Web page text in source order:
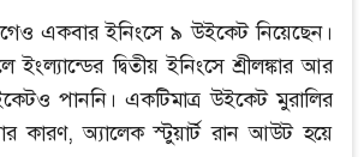
একবার ইনিংসে ৯ উইকেট নিয়েছেন।
দ্বিতীয় ইনিংসে শ্রীলঙ্কার আর
পাননি। একটিমাত্র উইকেট মুরালির
কারণ, অ্যালেক স্টুয়ার্ট রান আউট হয়ে